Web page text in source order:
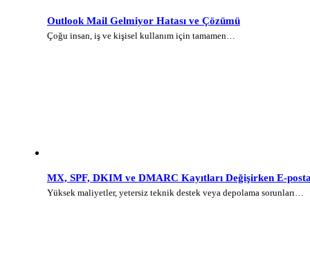
Outlook Mail Gelmiyor Hatası ve Çözümü
Çoğu insan, iş ve kişisel kullanım için tamamen…
MX, SPF, DKIM ve DMARC Kayıtları Değişirken E-
Yüksek maliyetler, yetersiz teknik destek veya depolama sorunları…